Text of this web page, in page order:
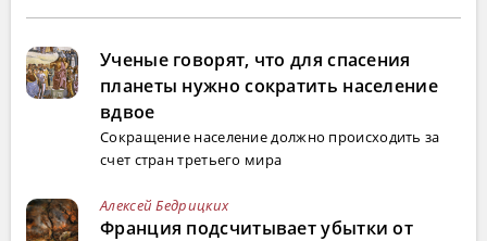
Ученые говорят, что для спасения
планеты нужно сократить население
вдвое
Сокращение население должно происходить за
счет стран третьего мира
Алексей Бедрицких
Франция подсчитывает убытки от